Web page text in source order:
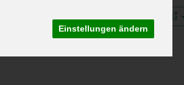
Einstellungen ändern